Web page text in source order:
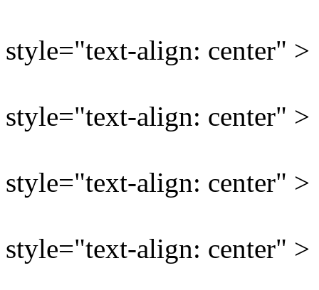
style="text-align: center" >
style="text-align: center" >
style="text-align: center" >
style="text-align: center" >